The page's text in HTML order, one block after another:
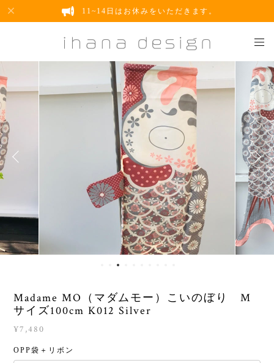
11~14日はお休みをいただきます。
Madame MO（マダムモー）こいのぼり M
サイズ100cm K012 Silver
¥7,480
OPP袋＋リボン